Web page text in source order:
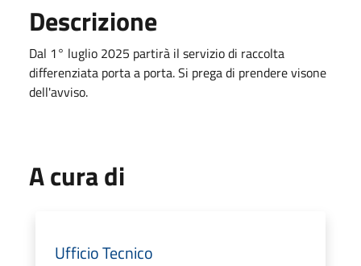
Descrizione
Dal 1° luglio 2025 partirà il servizio di raccolta
differenziata porta a porta. Si prega di prendere visone
dell'avviso.
A cura di
Ufficio Tecnico